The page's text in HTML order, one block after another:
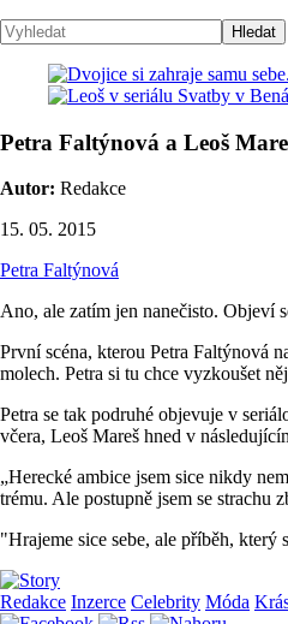
Petra Faltýnová a Leoš
Autor: Redakce
15. 05. 2015
Petra Faltýnová
Ano, ale zatím jen nanečisto. Objeví
První scéna, kterou Petra Faltýnová
molech. Petra si tu chce vyzkoušet
Petra se tak podruhé objevuje v
včera, Leoš Mareš hned v
„Herecké ambice jsem sice nikdy
trému. Ale postupně jsem se strachu
"Hrajeme sice sebe, ale příběh, který
Redakce Inzerce Celebrity Móda